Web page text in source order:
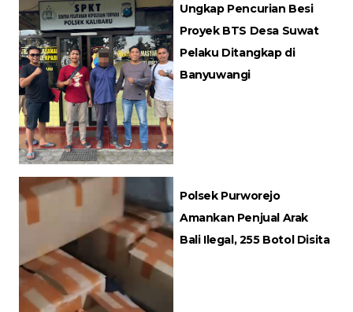
Ungkap Pencurian Besi
Proyek BTS Desa Suwat
Pelaku Ditangkap di
Banyuwangi
Polsek Purworejo
Amankan Penjual Arak
Bali Ilegal, 255 Botol Disita